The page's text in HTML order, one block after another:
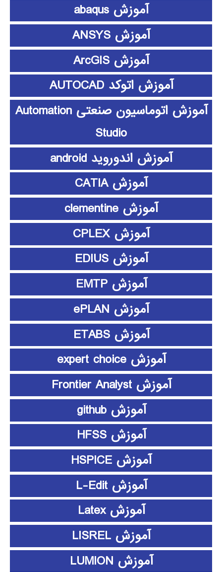
آموزش abaqus
آموزش ANSYS
آموزش ArcGIS
آموزش اتوکد AUTOCAD
آموزش اتوماسیون صنعتی Automation
Studio
آموزش اندوروید android
آموزش CATIA
آموزش clementine
آموزش CPLEX
آموزش EDIUS
آموزش EMTP
آموزش ePLAN
آموزش ETABS
آموزش expert choice
آموزش Frontier Analyst
آموزش github
آموزش HFSS
آموزش HSPICE
آموزش L-Edit
آموزش Latex
آموزش LISREL
آموزش LUMION